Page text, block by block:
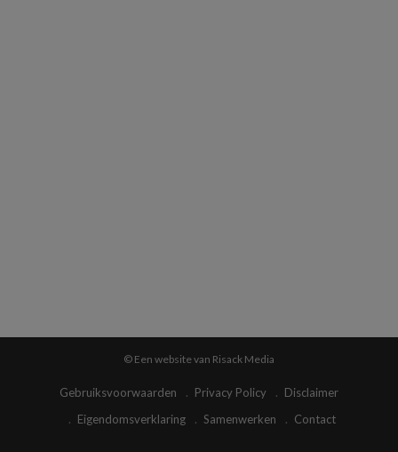
© Een website van Risack Media
Gebruiksvoorwaarden Privacy Policy
Disclaimer
Eigendomsverklaring
Samenwerken Contact